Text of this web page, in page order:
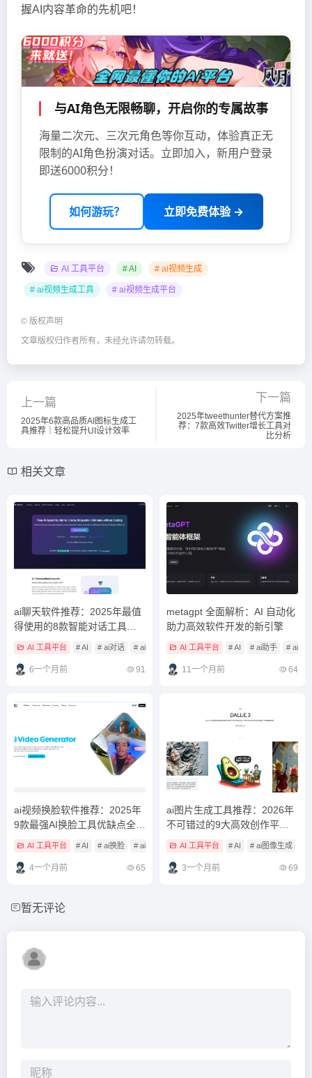
握AI内容革命的先机吧！
与AI角色无限畅聊，开启你的专属故事
海量二次元、三次元角色等你互动，体验真正无
限制的AI角色扮演对话。立即加入，新用户登录
即送6000积分！
如何游玩？ 立即免费体验 →
AI 工具平台 # AI # ai视频生成
# ai视频生成工具 # ai视频生成平台
© 版权声明
文章版权归作者所有，未经允许请勿转载。
上一篇
2025年6款高品质AI图标生成工
具推荐｜轻松提升UI设计效率
下一篇
2025年tweethunter替代方案推
荐：7款高效Twitter增长工具对
比分析
相关文章
ai聊天软件推荐：2025年最值
得使用的8款智能对话工具清
AI 工具平台 # AI # ai对话 # ai对话助手
6一个月前 91
metagpt 全面解析：AI 自动化
助力高效软件开发的新引擎
AI 工具平台 # AI # ai助手 # ai工
11一个月前 64
ai视频换脸软件推荐：2025年
9款最强AI换脸工具优缺点全解
析（含免费版）
AI 工具平台 # AI # ai换脸 # ai换脸工具
4一个月前 65
ai图片生成工具推荐：2026年
不可错过的9大高效创作平台
对比解析
AI 工具平台 # AI # ai图像生成
3一个月前 69
暂无评论